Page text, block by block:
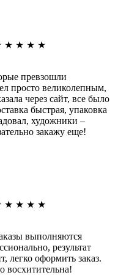
★ ★ ★ ★
превзошли
просто великолепным,
через сайт, все было
быстрая, упаковка
художники –
закажу еще!
★ ★ ★ ★
выполняются
результат
легко оформить заказ.
восхитительна!